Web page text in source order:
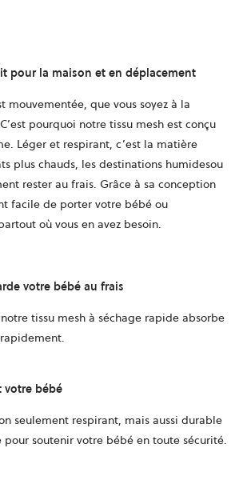
pour la maison et en déplacement
mouvementée, que vous soyez à la
pourquoi notre tissu mesh est conçu
Léger et respirant, c’est la matière
plus chauds, les destinations humidesou
rester au frais. Grâce à sa conception
facile de porter votre bébé ou
où vous en avez besoin.
votre bébé au frais
tissu mesh à séchage rapide absorbe
votre bébé
seulement respirant, mais aussi durable
soutenir votre bébé en toute sécurité.